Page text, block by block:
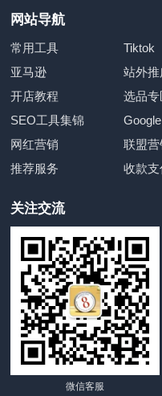
网站导航
常用工具 Tiktok
亚马逊
站外推
开店教程
选品专
SEO工具集锦
Google
网红营销
联盟营
推荐服务
收款支
关注交流
微信客服